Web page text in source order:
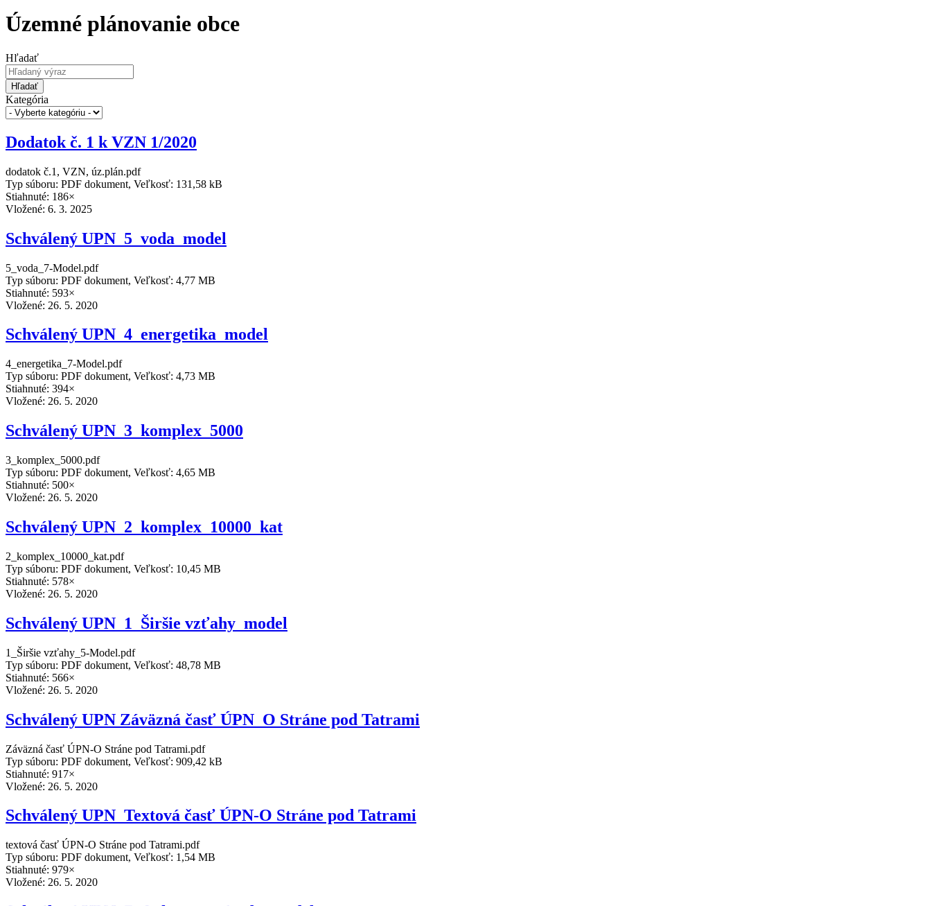
Územné plánovanie obce
Hľadať
Hľadať
Kategória
Dodatok č. 1 k VZN 1/2020
dodatok č.1, VZN, úz.plán.pdf
Typ súboru: PDF dokument, Veľkosť: 131,58 kB
Stiahnuté: 186×
Vložené: 6. 3. 2025
Schválený UPN_5_voda_model
5_voda_7-Model.pdf
Typ súboru: PDF dokument, Veľkosť: 4,77 MB
Stiahnuté: 593×
Vložené: 26. 5. 2020
Schválený UPN_4_energetika_model
4_energetika_7-Model.pdf
Typ súboru: PDF dokument, Veľkosť: 4,73 MB
Stiahnuté: 394×
Vložené: 26. 5. 2020
Schválený UPN_3_komplex_5000
3_komplex_5000.pdf
Typ súboru: PDF dokument, Veľkosť: 4,65 MB
Stiahnuté: 500×
Vložené: 26. 5. 2020
Schválený UPN_2_komplex_10000_kat
2_komplex_10000_kat.pdf
Typ súboru: PDF dokument, Veľkosť: 10,45 MB
Stiahnuté: 578×
Vložené: 26. 5. 2020
Schválený UPN_1_Širšie vzťahy_model
1_Širšie vzťahy_5-Model.pdf
Typ súboru: PDF dokument, Veľkosť: 48,78 MB
Stiahnuté: 566×
Vložené: 26. 5. 2020
Schválený UPN Záväzná časť ÚPN_O Stráne pod Tatrami
Záväzná časť ÚPN-O Stráne pod Tatrami.pdf
Typ súboru: PDF dokument, Veľkosť: 909,42 kB
Stiahnuté: 917×
Vložené: 26. 5. 2020
Schválený UPN_Textová časť ÚPN-O Stráne pod Tatrami
textová časť ÚPN-O Stráne pod Tatrami.pdf
Typ súboru: PDF dokument, Veľkosť: 1,54 MB
Stiahnuté: 979×
Vložené: 26. 5. 2020